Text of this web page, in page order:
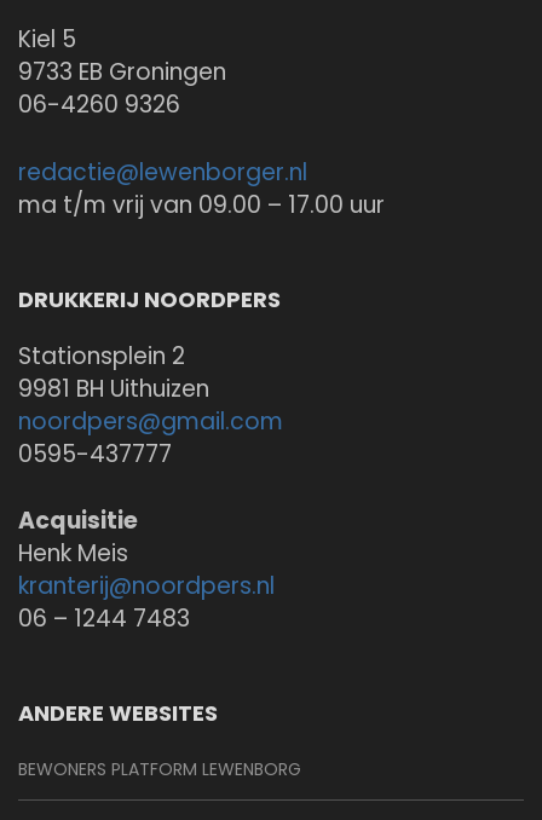
Kiel 5
9733 EB Groningen
06-4260 9326
redactie@lewenborger.nl
ma t/m vrij van 09.00 – 17.00 uur
DRUKKERIJ NOORDPERS
Stationsplein 2
9981 BH Uithuizen
noordpers@gmail.com
0595-437777
Acquisitie
Henk Meis
kranterij@noordpers.nl
06 – 1244 7483
ANDERE WEBSITES
BEWONERS PLATFORM LEWENBORG